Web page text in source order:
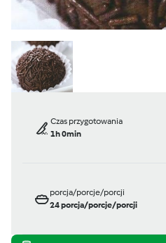
Czas przygotowania
1h 0min
porcja/porcje/porcji
24porcja/porcje/porcji